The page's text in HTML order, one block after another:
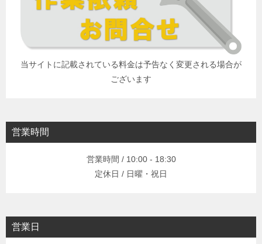
当サイトに記載されている料金は予告なく変更される場合が
ございます
営業時間
営業時間 / 10:00 - 18:30
定休日 / 日曜・祝日
営業日